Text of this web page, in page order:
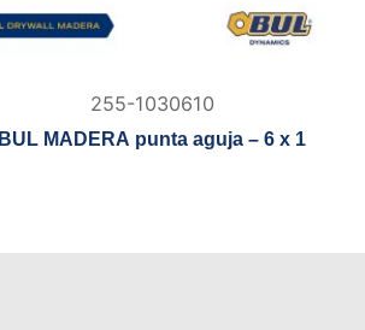
255-1030610
BUL MADERA punta aguja – 6 x 1